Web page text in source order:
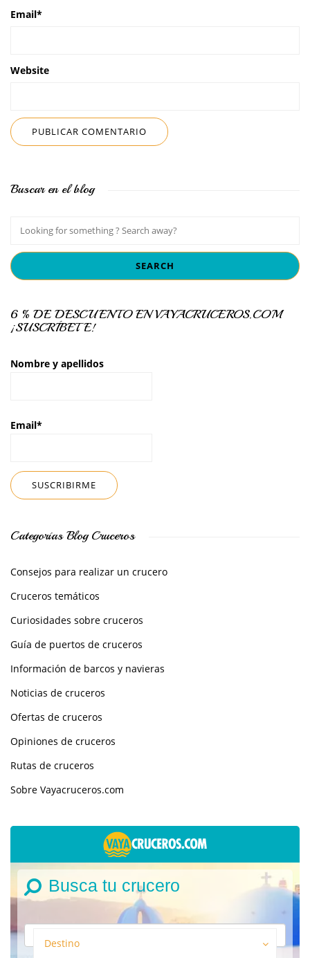
Email*
Website
Buscar en el blog
6 % DE DESCUENTO EN VAYACRUCEROS.COM
¡SUSCRÍBETE!
Nombre y apellidos
Email*
Categorías Blog Cruceros
Consejos para realizar un crucero
Cruceros temáticos
Curiosidades sobre cruceros
Guía de puertos de cruceros
Información de barcos y navieras
Noticias de cruceros
Ofertas de cruceros
Opiniones de cruceros
Rutas de cruceros
Sobre Vayacruceros.com
Busca tu crucero
Destino